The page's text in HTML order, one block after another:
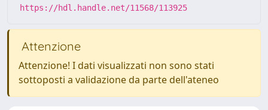
https://hdl.handle.net/11568/113925
Attenzione
Attenzione! I dati visualizzati non sono stati
sottoposti a validazione da parte dell'ateneo